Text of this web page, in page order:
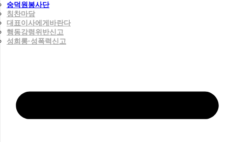
숭덕원봉사단
칭찬마당
대표이사에게바란다
행동강령위반신고
성희롱·성폭력신고